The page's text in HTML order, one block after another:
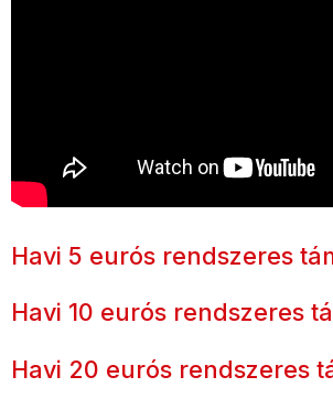
Havi 5 eurós rendszeres
Havi 10 eurós rendszeres
Havi 20 eurós rendszeres